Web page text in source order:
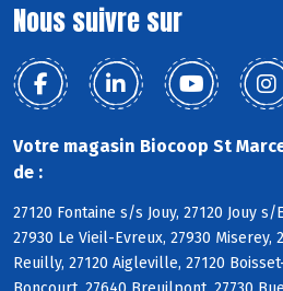
Nous suivre sur
Votre magasin Biocoop St
de :
27120 Fontaine s/s Jouy, 27120 Jouy s/
27930 Le Vieil-Evreux, 27930 Miserey,
Reuilly, 27120 Aigleville, 27120